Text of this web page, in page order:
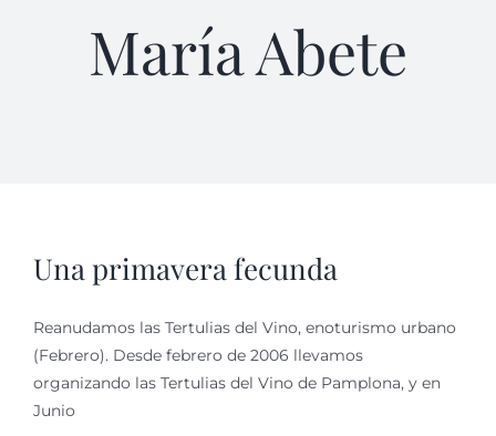
María Abete
Una primavera fecunda
Reanudamos las Tertulias del Vino, enoturismo urbano
(Febrero). Desde febrero de 2006 llevamos
organizando las Tertulias del Vino de Pamplona, y en
Junio